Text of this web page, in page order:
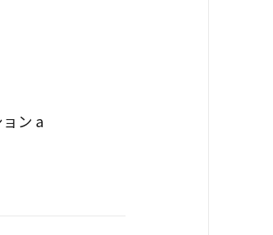
ン a